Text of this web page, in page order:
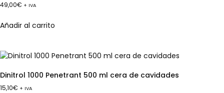
49,00€ + IVA
Añadir al carrito
Dinitrol 1000 Penetrant 500 ml cera de cavidades
15,10€ + IVA